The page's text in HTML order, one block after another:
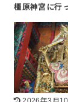
橿原神宮に行